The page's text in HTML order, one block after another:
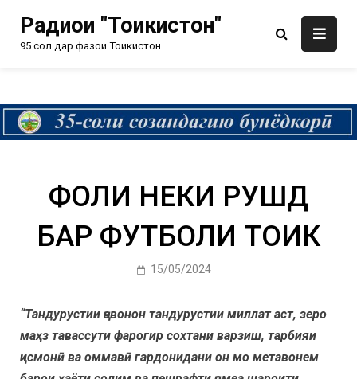
Радиои "Тоҷикистон"
95 сол дар фазои Тоҷикистон
ФОЛИ НЕКИ РУШД
БАР ФУТБОЛИ ТОҶИК
15/05/2024
“Тандурустии ҷавонон тандурустии миллат аст, зеро
маҳз тавассути фарогир сохтани варзиш, тарбияи
ҷисмонӣ ва оммавӣ гардонидани он мо метавонем